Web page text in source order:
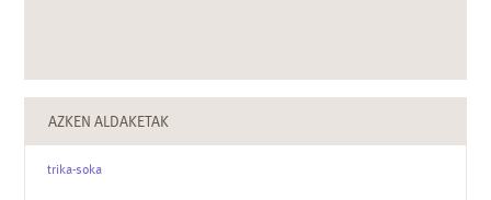
AZKEN ALDAKETAK
trika-soka